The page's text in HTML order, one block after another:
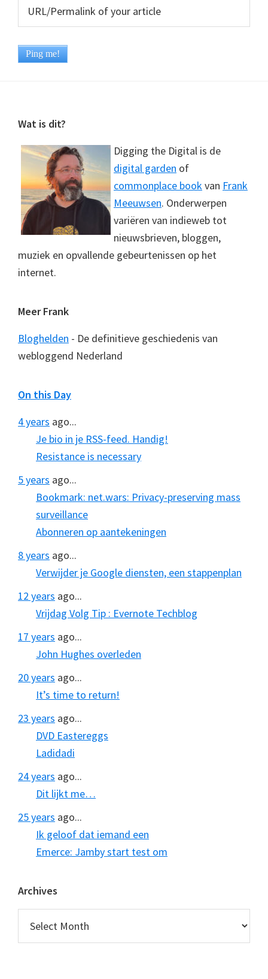
Footer
Wat is dit?
Digging the Digital is de
digital garden of
commonplace bookvan Frank
Meeuwsen. Onderwerpen
variëren van indieweb tot
nieuwsbrieven, bloggen,
muziek en opvallende gebeurtenissen op het
internet.
Meer Frank
Bloghelden - De definitieve geschiedenis van
webloggend Nederland
On this Day
4 years ago...
Je bio in je RSS-feed. Handig!
Resistance is necessary
5 years ago...
Bookmark: net.wars: Privacy-preserving mass
surveillance
Abonneren op aantekeningen
8 years ago...
Verwijder je Google diensten, een stappenplan
12 years ago...
Vrijdag Volg Tip : Evernote Techblog
17 years ago...
John Hughes overleden
20 years ago...
It’s time to return!
23 years ago...
DVD Eastereggs
Ladidadi
24 years ago...
Dit lijkt me…
25 years ago...
Ik geloof dat iemand een
Emerce: Jamby start test om
Archives